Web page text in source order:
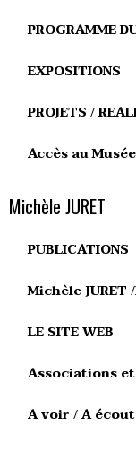
PROGRAMME
EXPOSITIONS
PROJETS /
Accès au Musée
Michèle JURET
PUBLICATIONS
Michèle
LE SITE WEB
Associations
A voir / A